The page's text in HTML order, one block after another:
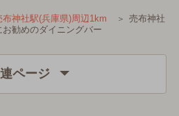
布神社駅(兵庫県)周辺1km
売布神社
勧めのダイニングバー
ページ